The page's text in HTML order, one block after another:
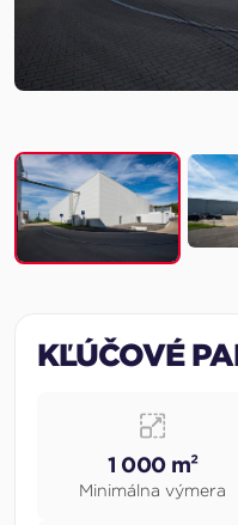
KĽÚČOVÉ
1 000 m²
Minimálna výmera